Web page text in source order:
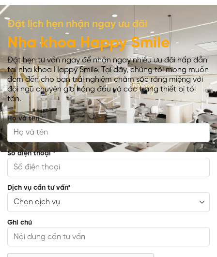
Đặt lịch hẹn nhận ngay ưu đãi
Nha khoa Happy Smile
Đặt hẹn tư vấn ngay để nhận ngay nhiều ưu đãi hấp dẫn
tại nha khoa Happy Smile. Tại đây, chúng tôi mong muốn
đem đến cho bạn trải nghiệm chăm sóc răng miệng với
đội ngũ chuyên gia hàng đầu và các trang thiết bị tối
tân.
Họ và tên*
Số điện thoại*
Dịch vụ cần tư vấn*
Ghi chú